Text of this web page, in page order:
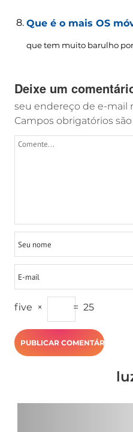
Que é o mais OS
que tem muito barulho por
Deixe um
seu endereço de e-mail
Campos obrigatórios
five × = 25